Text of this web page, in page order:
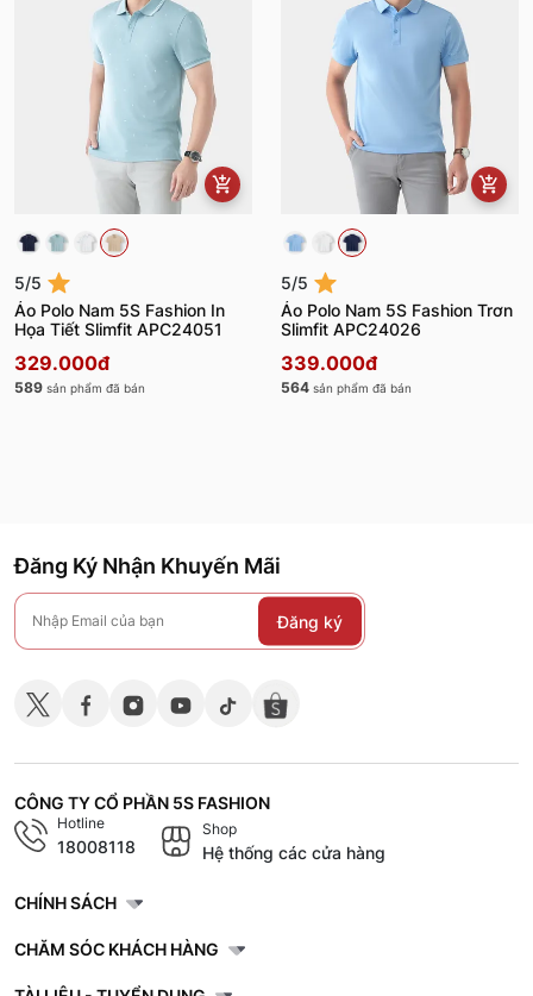
5/5
Áo Polo Nam 5S Fashion In
Họa Tiết Slimfit APC24051
329.000đ
589 sản phẩm đã bán
5/5
Áo Polo Nam 5S Fashion Trơn
Slimfit APC24026
339.000đ
564 sản phẩm đã bán
Đăng Ký Nhận Khuyến Mãi
Đăng ký
CÔNG TY CỔ PHẦN 5S FASHION
Hotline
18008118
Shop
Hệ thống các cửa hàng
CHÍNH SÁCH
CHĂM SÓC KHÁCH HÀNG